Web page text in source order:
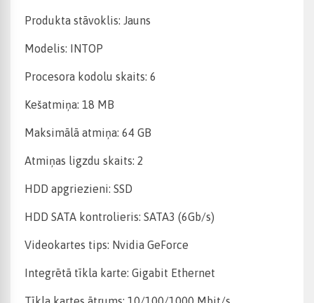
Produkta stāvoklis: Jauns
Modelis: INTOP
Procesora kodolu skaits: 6
Kešatmiņa: 18 MB
Maksimālā atmiņa: 64 GB
Atmiņas ligzdu skaits: 2
HDD apgriezieni: SSD
HDD SATA kontrolieris: SATA3 (6Gb/s)
Videokartes tips: Nvidia GeForce
Integrētā tīkla karte: Gigabit Ethernet